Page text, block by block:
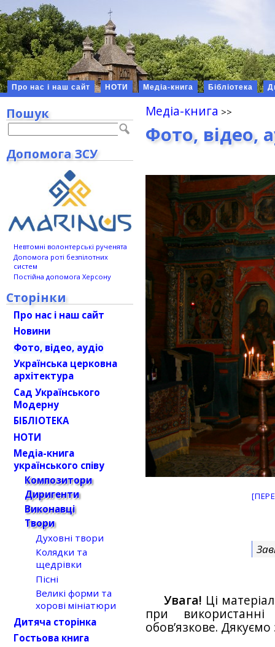
Про нас і наш сайт НОТИ Медіа-книга Бібліотека
Медіа-книга
Фото, відео,
Увага! Ці
при
обов’язкове.
Пошук
Допомога ЗСУ
Невтомні волонтерські рученята
Допомога роті безпілотних
систем
Постійна допомога Херсону
Сторінки
Про нас і наш сайт
Новини
Фото, відео, аудіо
Українська церковна
архітектура
Сад Українського
Модерну
БІБЛІОТЕКА
НОТИ
Медіа-книга
українського співу
Композитори
Диригенти
Виконавці
Твори
Духовні твори
Колядки та
щедрівки
Пісні
Великі форми та
хорові мініатюри
Дитяча сторінка
Гостьова книга